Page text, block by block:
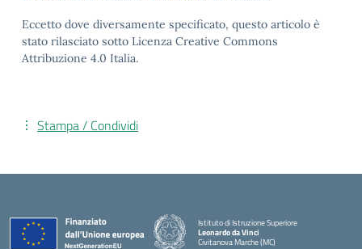
Eccetto dove diversamente specificato, questo articolo è
stato rilasciato sotto Licenza Creative Commons
Attribuzione 4.0 Italia.
Stampa / Condividi
Istituto di Istruzione Superiore
Leonardo da Vinci
Civitanova Marche (MC)